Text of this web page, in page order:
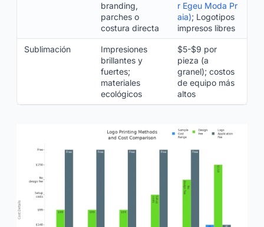
branding,
parches o
costura directa
r Egeu Moda Pr
aia); Logotipos
impresos libres
Sublimación
Impresiones
brillantes y
fuertes;
materiales
ecológicos
$5-$9 por
pieza (a
granel); costos
de equipo más
altos